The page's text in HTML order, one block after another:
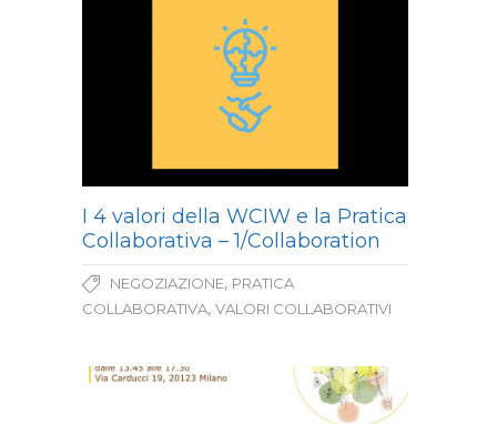
I 4 valori della WCIW e la Pratica
Collaborativa – 1/Collaboration
NEGOZIAZIONE, PRATICA
COLLABORATIVA, VALORI COLLABORATIVI